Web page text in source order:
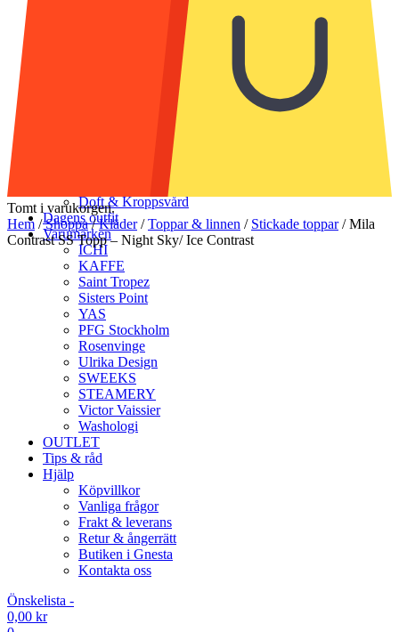
Strumpor & Strumpbyxor
Halsdukar & scarves
Handskar & vantar
Bälten & skärp
Solglasögon
Munskydd
Doft & Kroppsvård
Dagens outfit
Varumärken
ICHI
KAFFE
Saint Tropez
Sisters Point
YAS
PFG Stockholm
Rosenvinge
Ulrika Design
SWEEKS
STEAMERY
Victor Vaissier
Washologi
OUTLET
Tips & råd
Hjälp
Köpvillkor
Vanliga frågor
Frakt & leverans
Retur & ångerrätt
Butiken i Gnesta
Kontakta oss
Önskelista -
0,00 kr
Tomt i varukorgen.
Hem /Shoppa/Kläder/Toppar & linnen / Stickade toppar/Mila
Contrast SS Topp – Night Sky/ Ice Contrast